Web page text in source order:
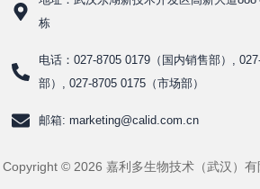
栋
电话：027-8705 0179（国内销售部）,
部）, 027-8705 0175（市场部）
邮箱: marketing@calid.com.cn
Copyright © 2026 嘉利多生物技术（武汉）有